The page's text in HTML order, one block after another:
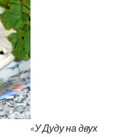
«У Дуду на двух